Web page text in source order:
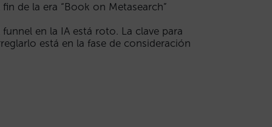
fin de la era “Book on Metasearch”
funnel en la IA está roto. La clave para
está en la fase de consideración